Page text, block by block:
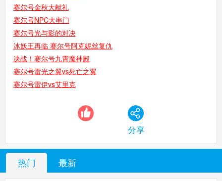
赛尔号金秋大献礼
赛尔号NPC大串门
赛尔号光与影的对决
冰妖王再临 赛尔号阿克妮丝复仇
决战！赛尔号九霄魔神殿
赛尔号雷光之翼vs死亡之翼
赛尔号雷伊vs艾里克
分享
热门 最新